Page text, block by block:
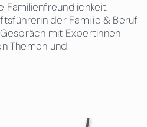
Familienfreundlichkeit.
der Familie & Beruf
mit Expertinnen
Themen und